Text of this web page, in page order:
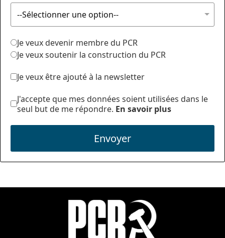
Je veux devenir membre du PCR
Je veux soutenir la construction du PCR
Je veux être ajouté à la newsletter
J'accepte que mes données soient utilisées dans le
seul but de me répondre. En savoir plus
Envoyer